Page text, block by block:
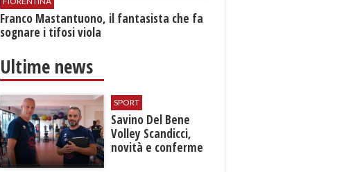
Franco Mastantuono, il fantasista che fa
sognare i tifosi viola
Ultime news
SPORT
Savino Del Bene
Volley Scandicci,
novità e conferme